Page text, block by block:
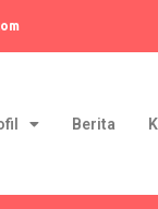
Berita